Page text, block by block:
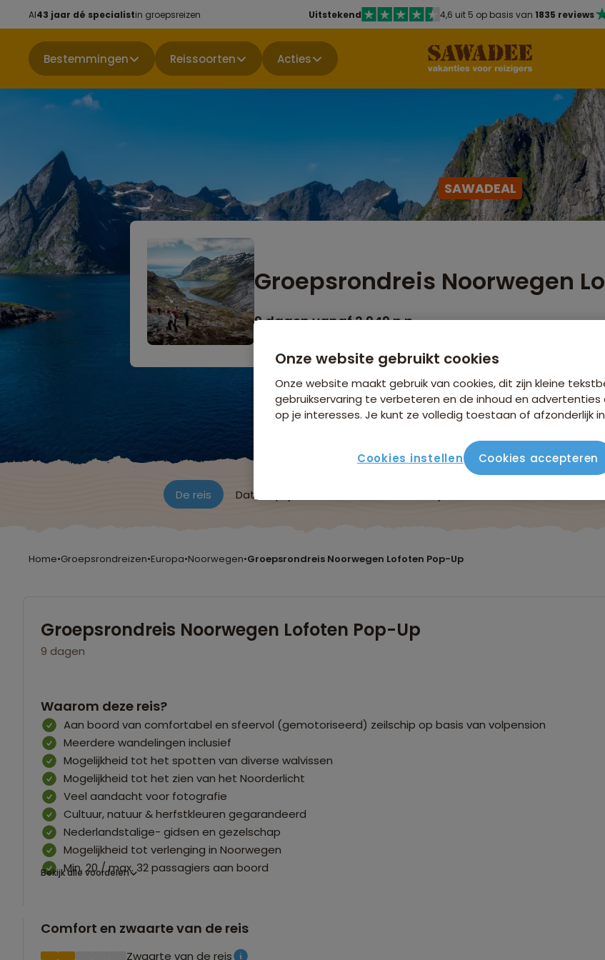
Al43 jaar dé specialistin groepsreizen Uitstekend 4,6 uit 5 op basis van 1835 reviews
Bestemmingen Reissoorten Acties
SAWADEAL
Groepsrondreis Noorwegen
9 dagen vanaf 2.949 p.p.
De reis Data & prijzen
Home•Groepsrondreizen•Europa•Noorwegen•Groepsrondreis Noorwegen Lofoten Pop-Up
Groepsrondreis Noorwegen Lofoten Pop-Up
9 dagen
Waarom deze reis?
Aan boord van comfortabel en sfeervol (gemotoriseerd) zeilschip op basis van volpension
Meerdere wandelingen inclusief
Mogelijkheid tot het spotten van diverse walvissen
Mogelijkheid tot het zien van het Noorderlicht
Veel aandacht voor fotografie
Cultuur, natuur & herfstkleuren gegarandeerd
Nederlandstalige- gidsen en gezelschap
Mogelijkheid tot verlenging in Noorwegen
Min. 20 / max. 32 passagiers aan boord
Bekijk alle voordelen
Comfort en zwaarte van de reis
Zwaarte van de reis
Onze website gebruikt cookies
Onze website maakt gebruik van cookies, dit zijn kleine
gebruikservaring te verbeteren en de inhoud en
op je interesses. Je kunt ze volledig toestaan of afzonderlijk
Cookies instellen Cookies accepteren